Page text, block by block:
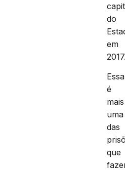
do
em
Essa
é
mais
uma
das
que